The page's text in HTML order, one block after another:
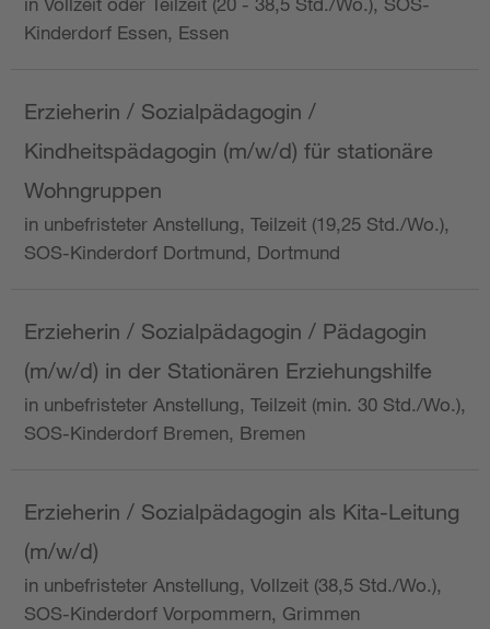
Kinderdorf Essen, Essen
Erzieherin / Sozialpädagogin /
Kindheitspädagogin (m/w/d) für stationäre
Wohngruppen
in unbefristeter Anstellung, Teilzeit (19,25 Std./Wo.),
SOS-Kinderdorf Dortmund, Dortmund
Erzieherin / Sozialpädagogin / Pädagogin
(m/w/d) in der Stationären Erziehungshilfe
in unbefristeter Anstellung, Teilzeit (min. 30 Std./Wo.),
SOS-Kinderdorf Bremen, Bremen
Erzieherin / Sozialpädagogin als Kita-Leitung
(m/w/d)
in unbefristeter Anstellung, Vollzeit (38,5 Std./Wo.),
SOS-Kinderdorf Vorpommern, Grimmen